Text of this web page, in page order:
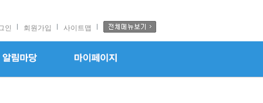
인 회원가입 사이트맵